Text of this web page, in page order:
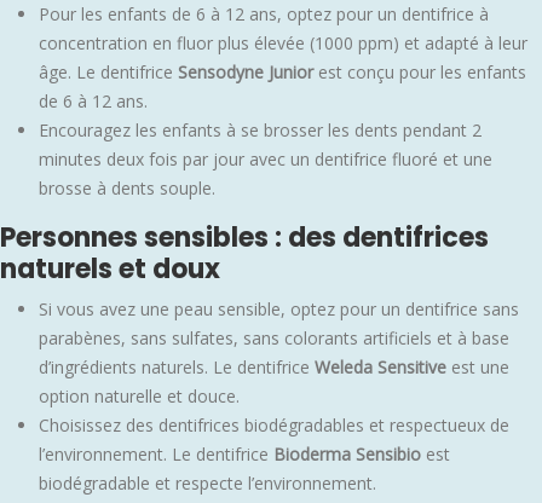
Pour les enfants de 6 à 12 ans, optez pour un dentifrice à
concentration en fluor plus élevée (1000 ppm) et adapté à leur
âge. Le dentifrice Sensodyne Junior est conçu pour les enfants
de 6 à 12 ans.
Encouragez les enfants à se brosser les dents pendant 2
minutes deux fois par jour avec un dentifrice fluoré et une
brosse à dents souple.
Personnes sensibles : des dentifrices
naturels et doux
Si vous avez une peau sensible, optez pour un dentifrice sans
parabènes, sans sulfates, sans colorants artificiels et à base
d’ingrédients naturels. Le dentifrice Weleda Sensitive est une
option naturelle et douce.
Choisissez des dentifrices biodégradables et respectueux de
l’environnement. Le dentifrice Bioderma Sensibio est
biodégradable et respecte l’environnement.